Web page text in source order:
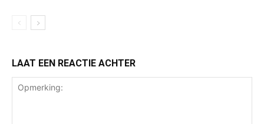
LAAT EEN REACTIE ACHTER